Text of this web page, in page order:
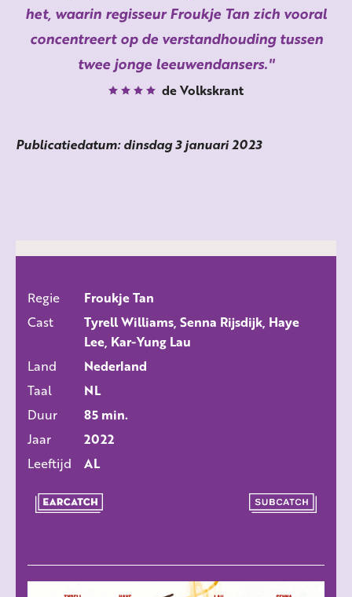
het, waarin regisseur Froukje Tan zich vooral
concentreert op de verstandhouding tussen
twee jonge leeuwendansers.
de Volkskrant
Publicatiedatum: dinsdag 3 januari 2023
Regie
Froukje Tan
Cast
Tyrell Williams, Senna Rijsdijk, Haye
Lee, Kar-Yung Lau
Land
Nederland
Taal
NL
Duur
85 min.
Jaar
2022
Leeftijd
AL